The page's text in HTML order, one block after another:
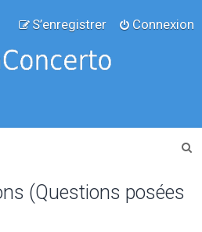
Connexion
S’enregistrer
(Questions posées